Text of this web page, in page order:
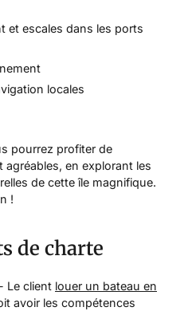
et escales dans les ports
locales
pourrez profiter de
en explorant les
de cette île magnifique.
!
de charte
- Le client louer un bateau en
avoir les compétences